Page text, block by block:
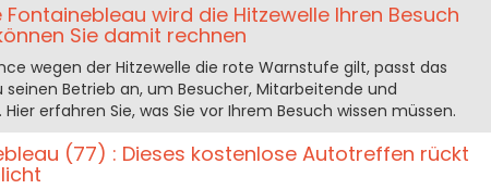
wird die Hitzewelle Ihren Besuch
Sie damit rechnen
wegen der Hitzewelle die rote Warnstufe gilt, passt das
Betrieb an, um Besucher, Mitarbeitende und
erfahren Sie, was Sie vor Ihrem Besuch wissen müssen.
(77) : Dieses kostenlose Autotreffen rückt